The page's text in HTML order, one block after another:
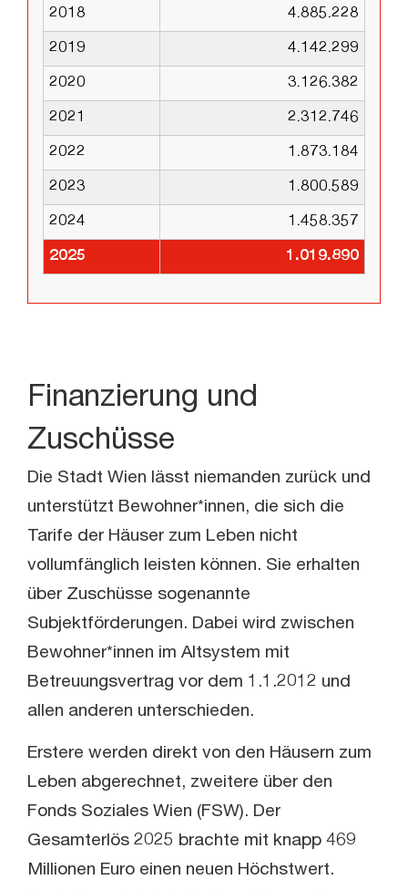
2018 4.885.228
2019 4.142.299
2020 3.126.382
2021 2.312.746
2022 1.873.184
2023 1.800.589
2024 1.458.357
2025 1.019.890
Finanzierung und
Zuschüsse
Die Stadt Wien lässt niemanden zurück und
unterstützt Bewohner*innen, die sich die
Tarife der Häuser zum Leben nicht
vollumfänglich leisten können. Sie erhalten
über Zuschüsse sogenannte
Subjektförderungen. Dabei wird zwischen
Bewohner*innen im Altsystem mit
Betreuungsvertrag vor dem 1.1.2012 und
allen anderen unterschieden.
Erstere werden direkt von den Häusern zum
Leben abgerechnet, zweitere über den
Fonds Soziales Wien (FSW). Der
Gesamterlös 2025 brachte mit knapp 469
Millionen Euro einen neuen Höchstwert.